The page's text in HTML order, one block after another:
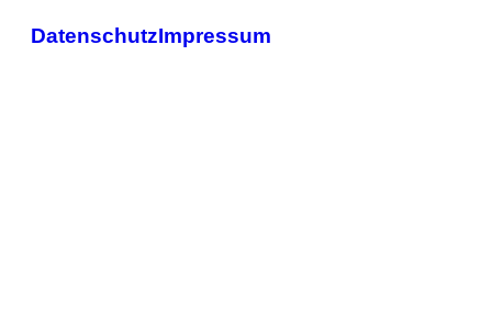
DatenschutzImpressum